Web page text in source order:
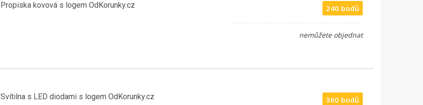
Propiska kovová s logem OdKorunky.cz 240 bodů
nemůžete objednat
Svítilna s LED diodami s logem OdKorunky.cz 360 bodů